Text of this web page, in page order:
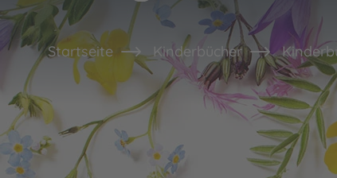
Startseite Kinderbücher